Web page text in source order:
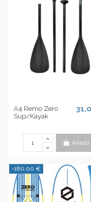
A4 Remo Zero
Sup/Kayak
Añadir
-180,00 €